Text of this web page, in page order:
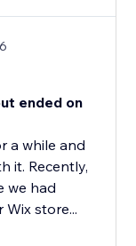
ended on
a while and
it. Recently,
we had
store...